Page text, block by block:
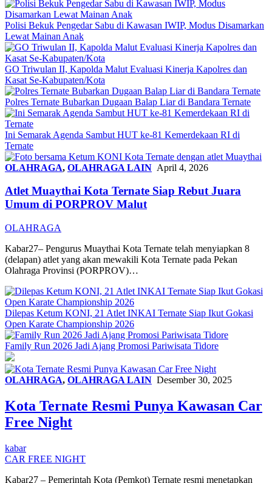
Polisi Bekuk Pengedar Sabu di Kawasan IWIP, Modus Disamarkan
Lewat Mainan Anak
GO Triwulan II, Kapolda Malut Evaluasi Kinerja Kapolres dan
Kasat Se-Kabupaten/Kota
Polres Ternate Bubarkan Dugaan Balap Liar di Bandara Ternate
Ini Semarak Agenda Sambut HUT ke-81 Kemerdekaan RI di
Ternate
OLAHRAGA, OLAHRAGA LAIN April 4, 2026
Atlet Muaythai Kota Ternate Siap Rebut Juara
Umum di PORPROV Malut
OLAHRAGA
Kabar27– Pengurus Muaythai Kota Ternate telah menyiapkan 8
(delapan) atlet yang akan mewakili Kota Ternate pada Pekan
Olahraga Provinsi (PORPROV)…
Dilepas Ketum KONI, 21 Atlet INKAI Ternate Siap Ikut Gokasi
Open Karate Championship 2026
Family Run 2026 Jadi Ajang Promosi Pariwisata Tidore
OLAHRAGA, OLAHRAGA LAIN Desember 30, 2025
Kota Ternate Resmi Punya Kawasan Car
Free Night
kabar
CAR FREE NIGHT
Kabar27 – Pemerintah Kota (Pemkot) Ternate resmi menetapkan